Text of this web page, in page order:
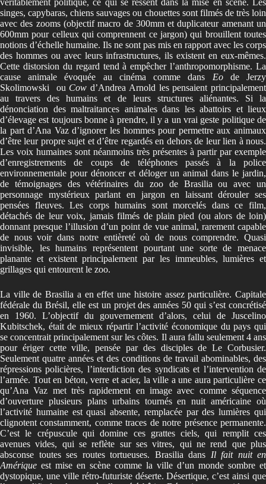
véritablement politique, ce qui se ressent dans la mise en scène. Les
singes, capybaras, chiens sauvages ou chouettes sont filmés de très loin
avec des zooms (objectif macro de 300mm et duplicateur amenant un
600mm pour celleux qui comprennent ce jargon) qui brouillent toutes
notions d’échelle humaine. Ils ne sont pas mis en rapport avec les corps
des hommes ou avec leurs infrastructures, ils existent en eux-mêmes.
Cette distorsion du regard tend à empêcher l’anthropomorphisme. La
cause animale évoquée au cinéma comme dans Eo de Jerzy
Skolimowski ou Cow d’Andrea Arnold les pensaient principalement
au travers des humains et de leurs structures aliénantes. Si la
dénonciation des maltraitances animales dans les abattoirs et lieux
d’élevage est toujours bonne à prendre, il y a un vrai geste politique de
la part d’Ana Vaz d’ignorer les hommes pour permettre aux animaux
d’être leur propre sujet et d’être regardés en dehors de leur lien à nous.
Les voix humaines sont néanmoins très présentes à partir par exemple
d’enregistrements de coups de téléphones passés à la police
environnementale pour dénoncer et déloger un animal dans le jardin,
de témoignages des vétérinaires du zoo de Brasilia ou avec un
personnage mystérieux parlant en jargon en laissant dérouler ses
pensées fleuves. Les corps humains sont morcelés dans ce film,
détachés de leur voix, jamais filmés de plain pied (ou alors de loin)
donnant presque l’illusion d’un point de vue animal, rarement capable
de nous voir dans notre entièreté où de nous comprendre. Quasi
invisible, les humains représentent pourtant une sorte de menace
planante et existent principalement par les immeubles, lumières et
grillages qui entourent le zoo.
La ville de Brasilia a en effet une histoire assez particulière. Capitale
fédérale du Brésil, elle est un projet des années 50 qui s’est concrétisé
en 1960. L’objectif du gouvernement d’alors, celui de Juscelino
Kubitschek, était de mieux répartir l’activité économique du pays qui
se concentrait principalement sur les côtes. Il aura fallu seulement 4 ans
pour ériger cette ville, pensée par des disciples de Le Corbusier.
Seulement quatre années et des conditions de travail abominables, des
répressions policières, l’interdiction des syndicats et l’intervention de
l’armée. Tout en béton, verre et acier, la ville a une aura particulière ce
qu’Ana Vaz met très rapidement en image avec comme séquence
d’ouverture plusieurs plans urbains tournés en nuit américaine où
l’activité humaine est quasi absente, remplacée par des lumières qui
clignotent constamment, comme traces de notre présence permanente.
C’est le crépuscule qui domine ces grattes ciels, qui remplit ces
avenues vides, qui se reflète sur ses vitres, qui ne rend que plus
absconse toutes ses routes tortueuses. Brasilia dans Il fait nuit en
Amérique est mise en scène comme la ville d’un monde sombre et
dystopique, une ville rétro-futuriste déserte. Désertique, c’est ainsi que